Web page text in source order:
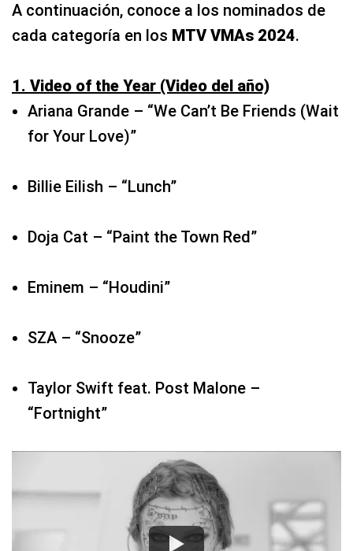
A continuación, conoce a los nominados de
cada categoría en los MTV VMAs 2024.
1. Video of the Year (Video del año)
Ariana Grande – “We Can’t Be Friends (Wait
for Your Love)”
Billie Eilish – “Lunch”
Doja Cat – “Paint the Town Red”
Eminem – “Houdini”
SZA – “Snooze”
Taylor Swift feat. Post Malone –
“Fortnight”